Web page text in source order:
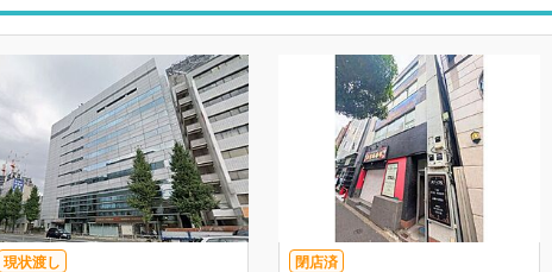
現状渡し 閉店済